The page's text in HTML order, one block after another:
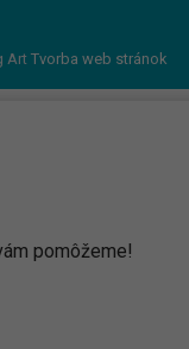
Art Tvorba web stránok
pomôžeme!